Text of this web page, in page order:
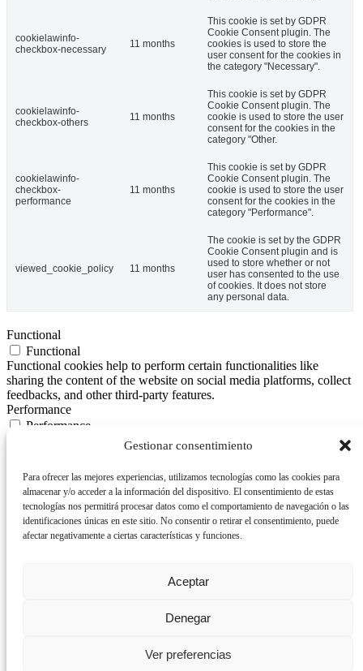
Gestionar consentimiento
Para ofrecer las mejores experiencias, utilizamos tecnologías como las cookies para
almacenar y/o acceder a la información del dispositivo. El consentimiento de estas
tecnologías nos permitirá procesar datos como el comportamiento de navegación o las
identificaciones únicas en este sitio. No consentir o retirar el consentimiento, puede
afectar negativamente a ciertas características y funciones.
Aceptar
Denegar
Ver preferencias
cookielawinfo-
checkbox-necessary
11 months
This cookie is set by GDPR
Cookie Consent plugin. The
cookies is used to store the
user consent for the cookies in
the category "Necessary".
cookielawinfo-
checkbox-others
11 months
This cookie is set by GDPR
Cookie Consent plugin. The
cookie is used to store the user
consent for the cookies in the
category "Other.
cookielawinfo-
checkbox-
performance
11 months
This cookie is set by GDPR
Cookie Consent plugin. The
cookie is used to store the user
consent for the cookies in the
category "Performance".
viewed_cookie_policy 11 months
The cookie is set by the GDPR
Cookie Consent plugin and is
used to store whether or not
user has consented to the use
of cookies. It does not store
any personal data.
Functional
Functional
Functional cookies help to perform certain functionalities like
sharing the content of the website on social media platforms, collect
feedbacks, and other third-party features.
Performance
Performance
Performance cookies are used to understand and analyze the key
Analytics
Analytics
Analytical cookies are used to understand how visitors interact with
the website. These cookies help provide information on metrics the
number of visitors, bounce rate, traffic source, etc.
Advertisement cookies are used to provide visitors with relevant ads
websites and collect information to provide customized ads.
Other uncategorized cookies are those that are being analyzed and